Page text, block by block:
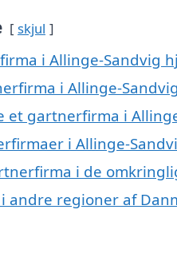
skjul
i Allinge-Sandvig
i Allinge-
et gartnerfirma i
i Allinge-
i de
andre regioner af